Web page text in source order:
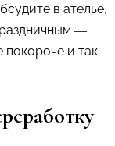
в ателье,
—
покороче и так